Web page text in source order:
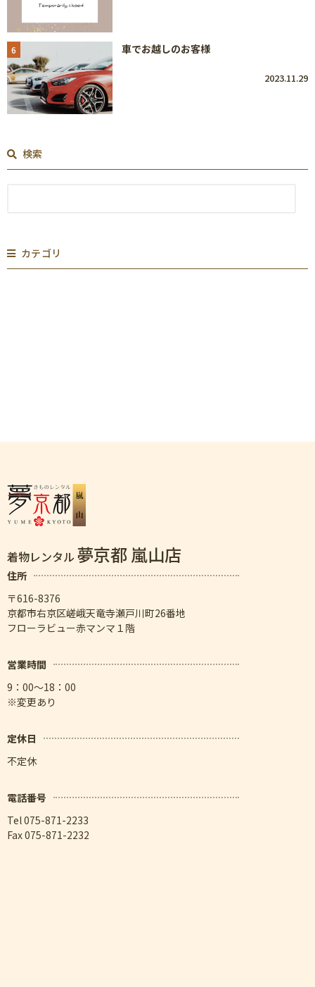
6 車でお越しのお客様
2023.11.29
検索
カテゴリ
着物レンタル夢京都 嵐山店
住所
〒616-8376
京都市右京区嵯峨天竜寺瀬戸川町26番地
フローラビュー赤マンマ１階
営業時間
9：00～18：00
※変更あり
定休日
不定休
電話番号
Tel 075-871-2233
Fax 075-871-2232